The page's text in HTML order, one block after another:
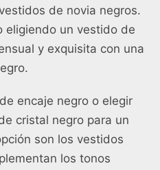
de novia negros.
eligiendo un vestido de
y exquisita con una
encaje negro o elegir
cristal negro para un
son los vestidos
los tonos